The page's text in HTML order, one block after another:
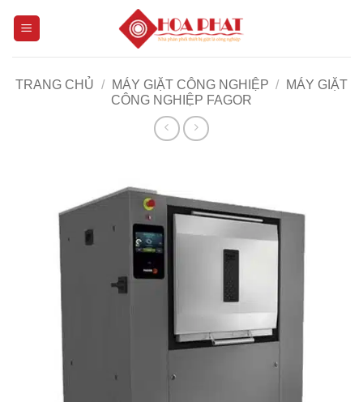
TRANG CHỦ / MÁY GIẶT CÔNG NGHIỆP /
MÁY GIẶT
CÔNG NGHIỆP FAGOR